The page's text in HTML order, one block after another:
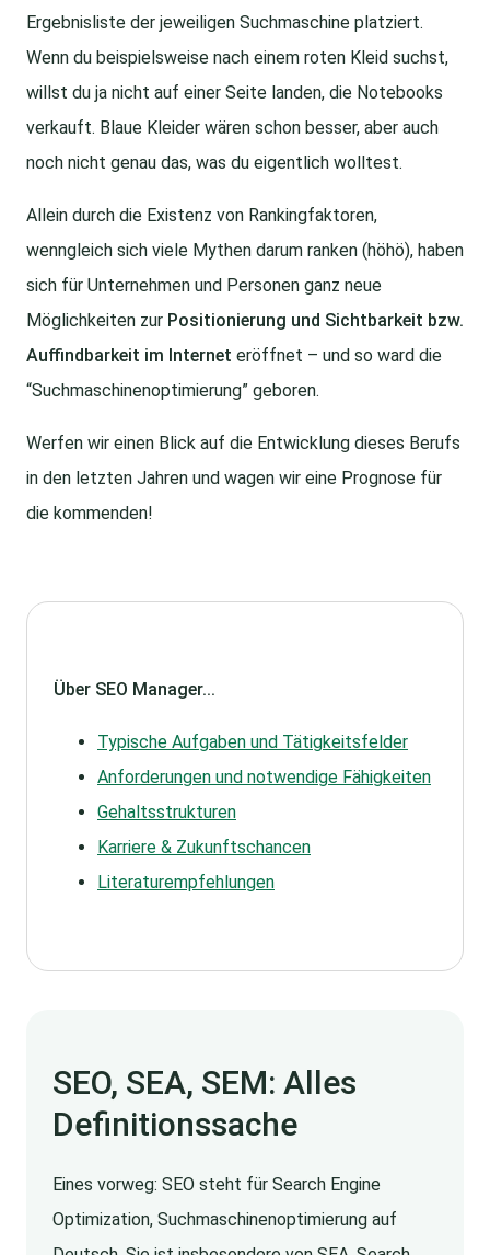
Ergebnisliste der jeweiligen Suchmaschine platziert.
Wenn du beispielsweise nach einem roten Kleid suchst,
willst du ja nicht auf einer Seite landen, die Notebooks
verkauft. Blaue Kleider wären schon besser, aber auch
noch nicht genau das, was du eigentlich wolltest.
Allein durch die Existenz von Rankingfaktoren,
wenngleich sich viele Mythen darum ranken (höhö), haben
sich für Unternehmen und Personen ganz neue
Möglichkeiten zur Positionierung und Sichtbarkeit bzw.
Auffindbarkeit im Internet eröffnet – und so ward die
“Suchmaschinenoptimierung” geboren.
Werfen wir einen Blick auf die Entwicklung dieses Berufs
in den letzten Jahren und wagen wir eine Prognose für
die kommenden!
Über SEO Manager...
Typische Aufgaben und Tätigkeitsfelder
Anforderungen und notwendige Fähigkeiten
Gehaltsstrukturen
Karriere & Zukunftschancen
Literaturempfehlungen
SEO, SEA, SEM: Alles
Definitionssache
Eines vorweg: SEO steht für Search Engine
Optimization, Suchmaschinenoptimierung auf